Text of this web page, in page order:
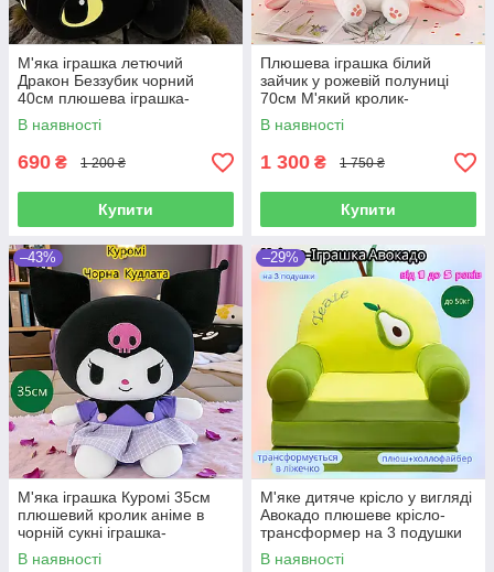
М'яка іграшка летючий
Дракон Беззубик чорний
40см плюшева іграшка-
обнімашка беззубик чорна
фурія на подарунок
В наявності
690 ₴ 1 200 ₴
Купити
Плюшева іграшка білий
зайчик у рожевій полуниці
70см М'який кролик-
обіймашка з довгими вухами
кролик полуничка на
В наявності
1 300 ₴ 1 750 ₴
Купити
–43%
М'яка іграшка Куромі 35см
плюшевий кролик аніме в
чорній сукні іграшка-
антистрес на подарунок для
сну та ігор
В наявності
–29%
М'яке дитяче крісло у вигляді
Авокадо плюшеве крісло-
трансформер на 3 подушки
ліжко безкаркасне
Розкладний диван іграшка до
В наявності